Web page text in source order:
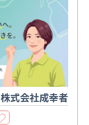
株式会社成幸者